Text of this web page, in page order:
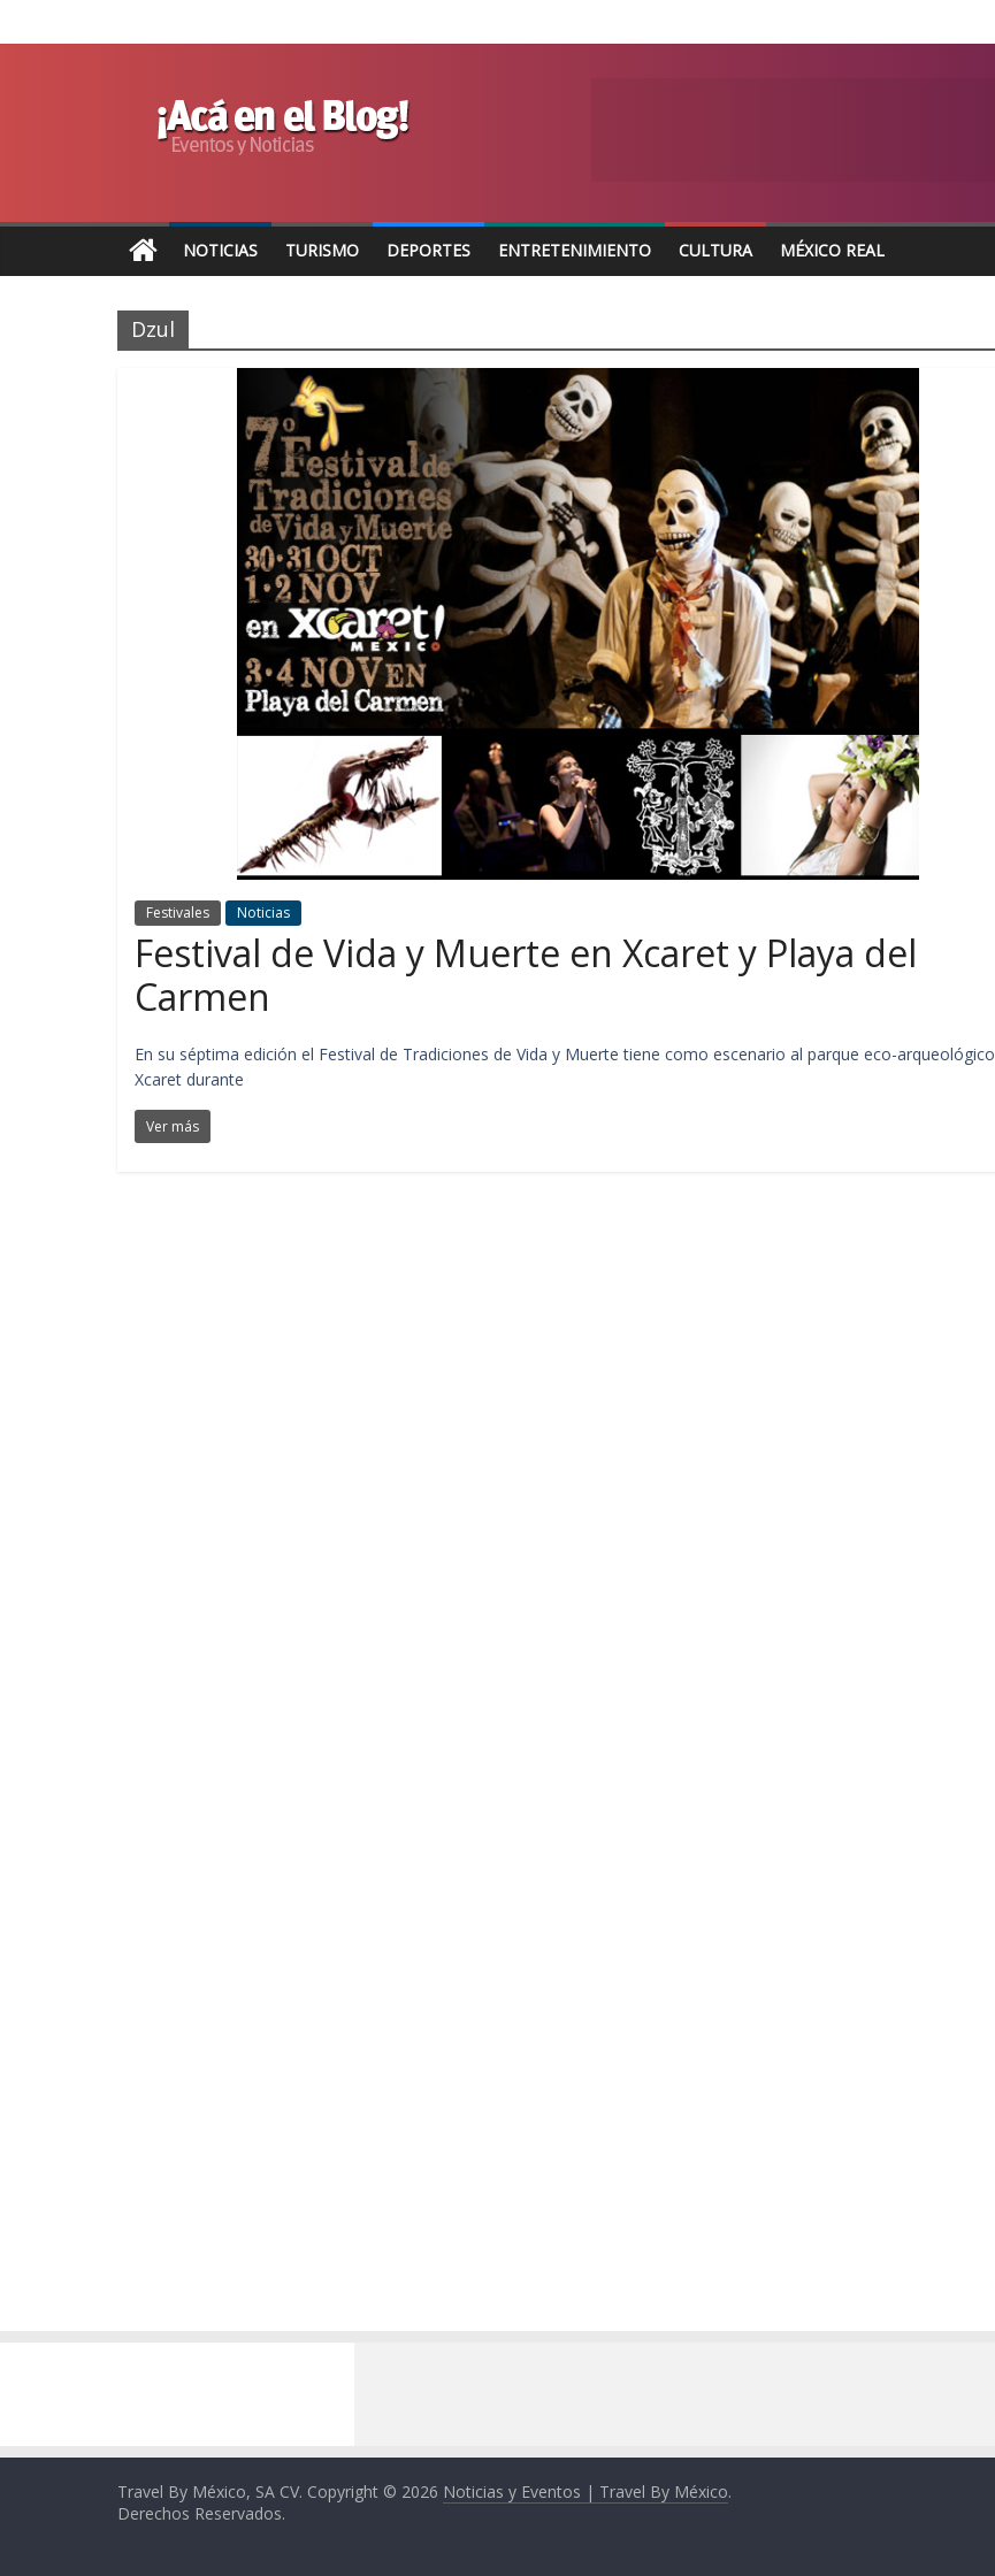
NOTICIAS TURISMO DEPORTES ENTRETENIMIENTO CULTURA MÉXICO REAL
Dzul
Festivales Noticias
Festival de Vida y Muerte en Xcaret y Playa del
Carmen
En su séptima edición el Festival de Tradiciones de Vida y Muerte tiene como escenario al parque eco-arqueológico
Xcaret durante
Ver más
Travel By México, SA CV. Copyright © 2026 Noticias y Eventos | Travel By México.
Derechos Reservados.